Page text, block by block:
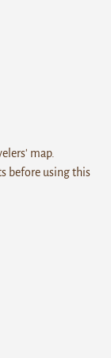
map.
before using this